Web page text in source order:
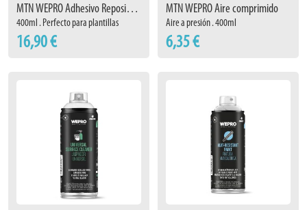
MTN WEPRO Adhesivo Reposicionable
400ml . Perfecto para plantillas
16,90 €
MTN WEPRO Aire comprimido
Aire a presión . 400ml
6,35 €